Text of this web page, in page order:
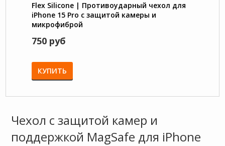
Flex Silicone | Противоударный чехол для
iPhone 15 Pro с защитой камеры и
микрофиброй
750 руб
КУПИТЬ
Чехол с защитой камер и
поддержкой MagSafe для iPhone